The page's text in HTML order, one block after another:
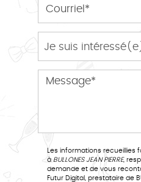
Les informations recueillies
à
BULLONES JEAN PIERRE,
demande et de vous
Futur Digital, prestataire de BULLONES JEAN PIERRE.